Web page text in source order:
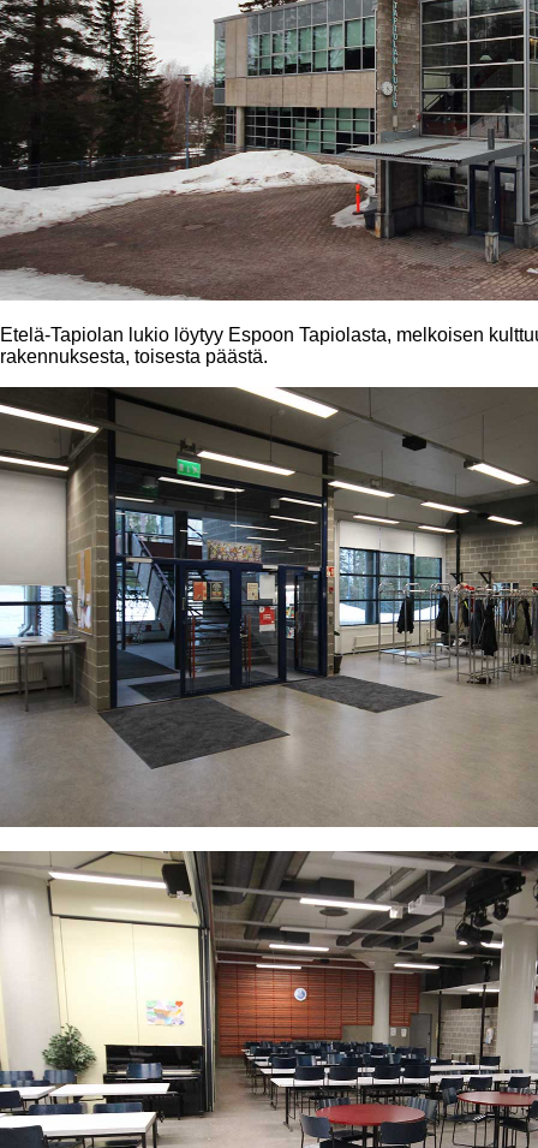
Etelä-Tapiolan lukio löytyy Espoon Tapiolasta, melkoisen
rakennuksesta, toisesta päästä.